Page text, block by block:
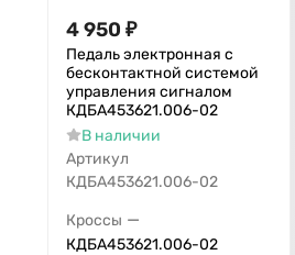
4 950 ₽
Педаль электронная с
бесконтактной системой
управления сигналом
КДБА453621.006-02
В наличии
Артикул
КДБА453621.006-02
Кроссы —
КДБА453621.006-02